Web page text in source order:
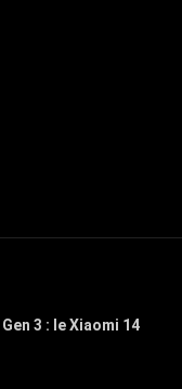
3 : le Xiaomi 14